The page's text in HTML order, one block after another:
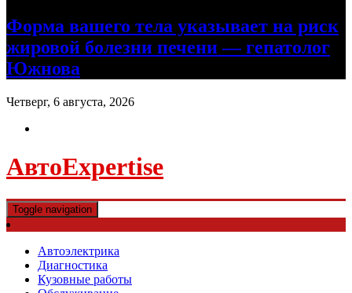
Форма вашего тела указывает на риск
жировой болезни печени — гепатолог
Южнова
Четверг, 6 августа, 2026
АвтоExpertise
Toggle navigation
Автоэлектрика
Диагностика
Кузовные работы